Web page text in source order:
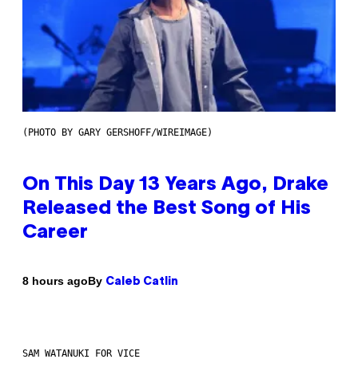
(PHOTO BY GARY GERSHOFF/WIREIMAGE)
On This Day 13 Years Ago, Drake
Released the Best Song of His
Career
8 hours agoBy Caleb Catlin
SAM WATANUKI FOR VICE